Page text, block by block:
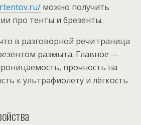
можно получить
про тенты и брезенты.
в разговорной речи граница
размыта. Главное —
прочность на
к ультрафиолету и лёгкость